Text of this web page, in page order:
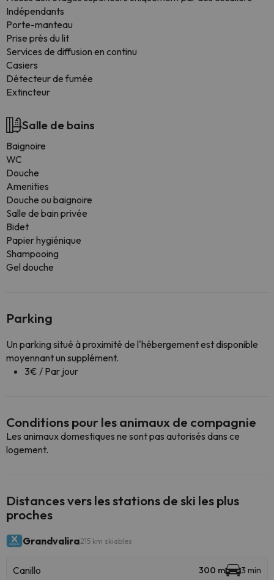
Indépendants
Porte-manteau
Prise près du lit
Services de diffusion en continu
Casiers
Détecteur de fumée
Extincteur
Salle de bains
Baignoire
WC
Douche
Amenities
Douche ou baignoire
Salle de bain privée
Bidet
Papier hygiénique
Shampooing
Gel douche
Parking
Un parking situé à proximité de l'hébergement est disponible
moyennant un supplément.
3€ / Par jour
Conditions pour les animaux de compagnie
Les animaux domestiques ne sont pas autorisés dans ce
logement.
Distances vers les stations de ski les plus
proches
Grandvalira215 km skiables
Canillo 300 m 3 min